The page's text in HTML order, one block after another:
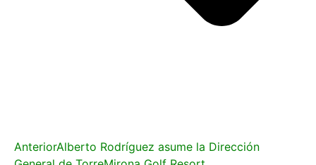
AnteriorAlberto Rodríguez asume la Dirección